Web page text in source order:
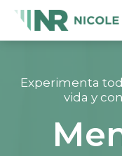
Experimenta
vida y